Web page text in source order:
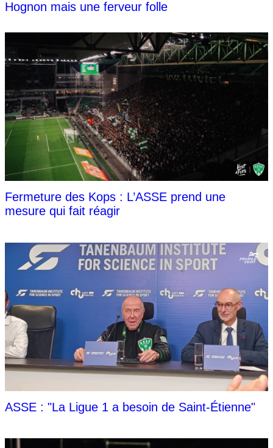
Hognon mais une ferveur folle
Fermeture des Kops : L’ASSE prend une
mesure qui fait réagir
ASSE : "La Ligue 1 a besoin de Saint-Étienne"